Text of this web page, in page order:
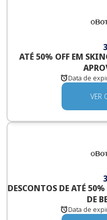
ATÉ 50% OFF EM
Data de
VER
DESCONTOS DE ATÉ
DE
Data de